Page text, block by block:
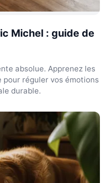
Michel : guide de
absolue. Apprenez les
pour réguler vos émotions
durable.